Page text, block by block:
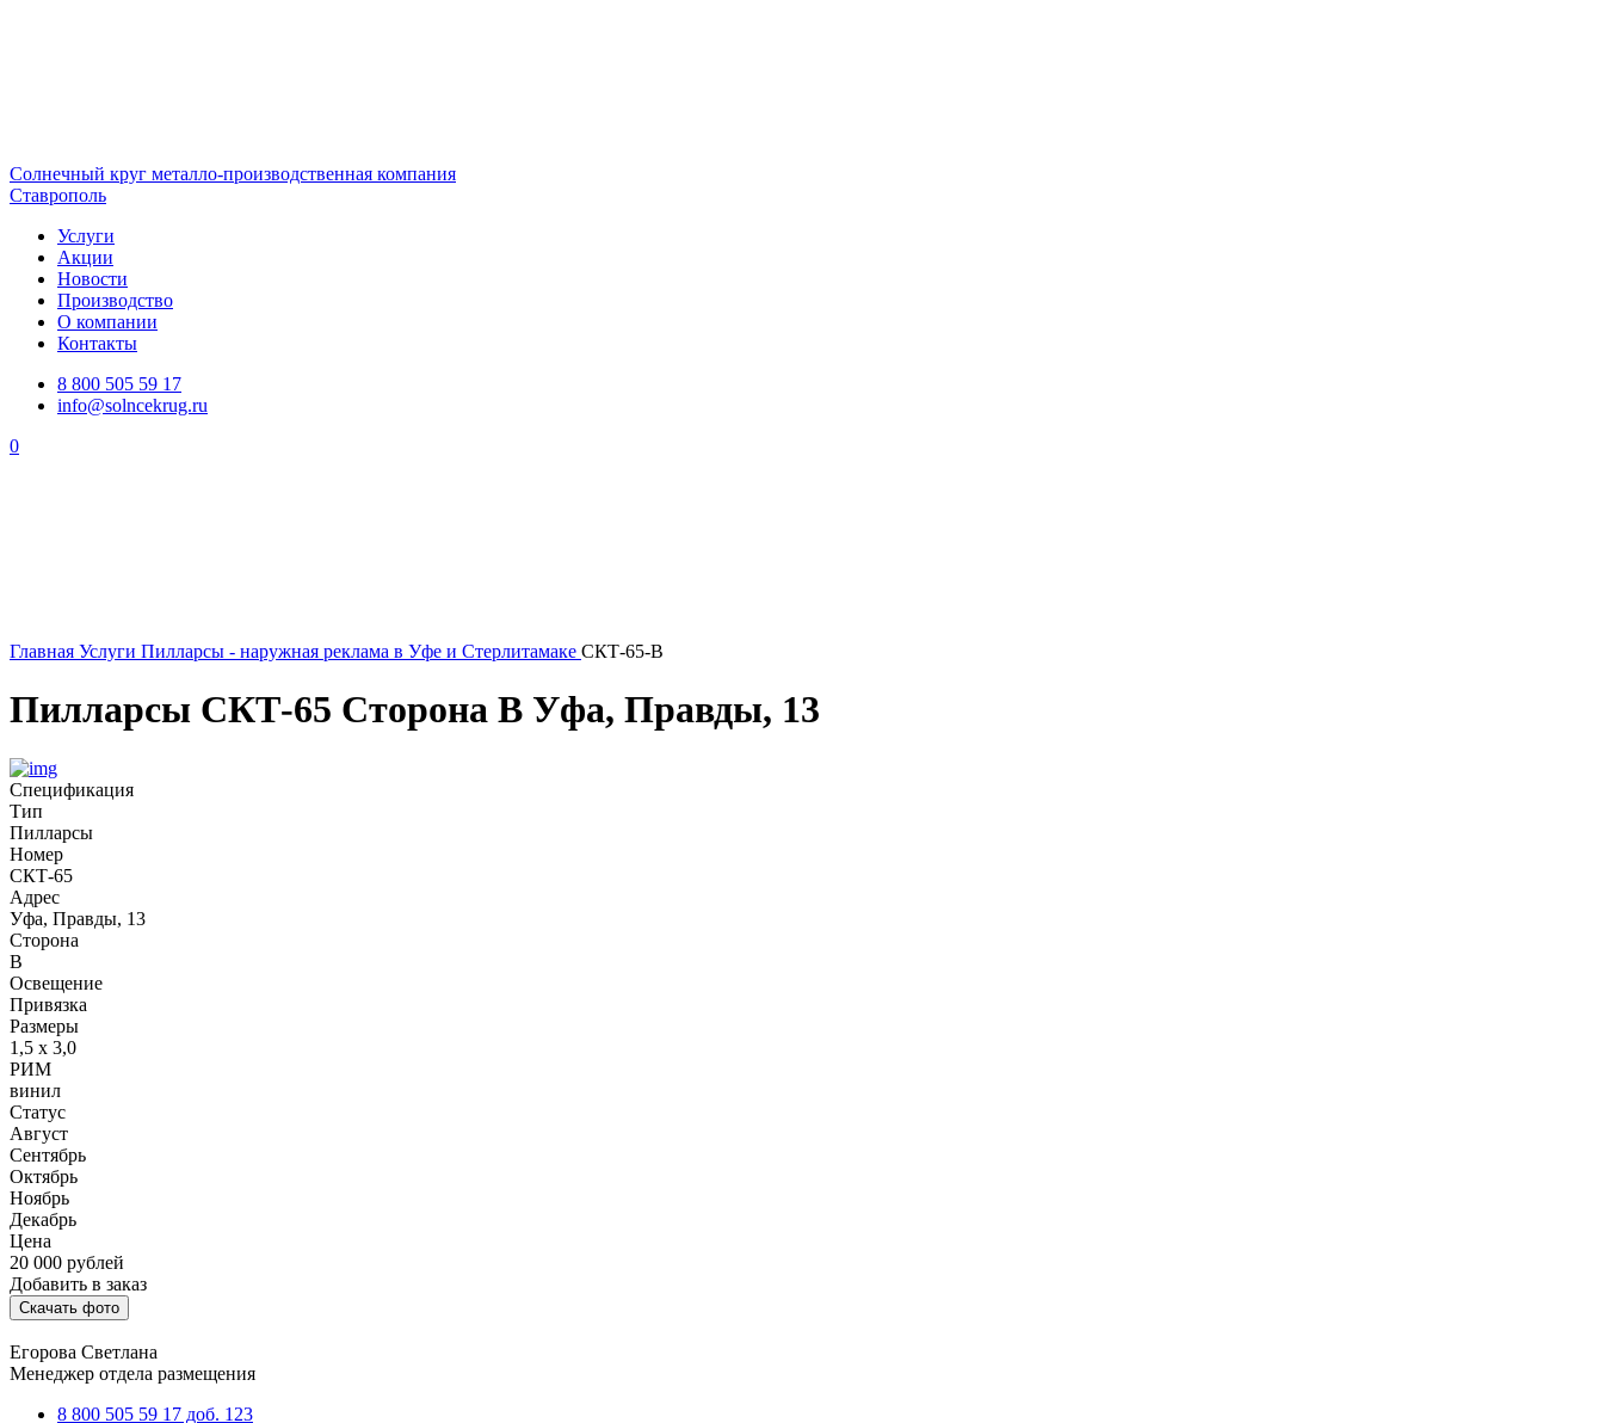
Солнечный круг металло-производственная компания
Ставрополь
Услуги
Акции
Новости
Производство
О компании
Контакты
8 800 505 59 17
info@solncekrug.ru
0
Главная Услуги Пилларсы - наружная реклама в Уфе и Стерлитамаке СКТ-65-В
Пилларсы СКТ-65 Сторона В Уфа, Правды, 13
Спецификация
Тип
Пилларсы
Номер
СКТ-65
Адрес
Уфа, Правды, 13
Сторона
В
Освещение
Привязка
Размеры
1,5 х 3,0
РИМ
винил
Статус
Август
Сентябрь
Октябрь
Ноябрь
Декабрь
Цена
20 000 рублей
Добавить в заказ
Скачать фото
Егорова Светлана
Менеджер отдела размещения
8 800 505 59 17 доб. 123